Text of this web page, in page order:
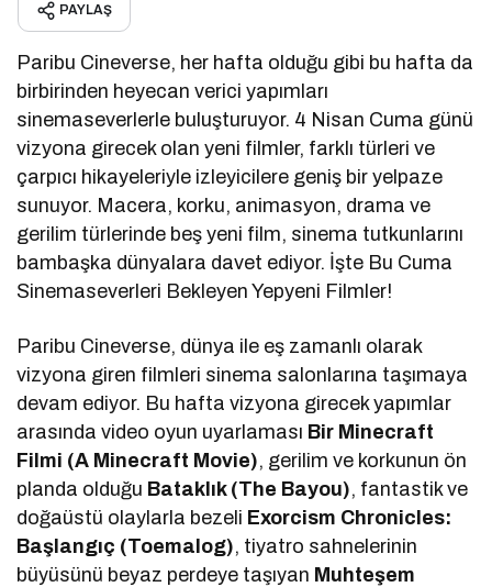
PAYLAŞ
Paribu Cineverse, her hafta olduğu gibi bu hafta da
birbirinden heyecan verici yapımları
sinemaseverlerle buluşturuyor. 4 Nisan Cuma günü
vizyona girecek olan yeni filmler, farklı türleri ve
çarpıcı hikayeleriyle izleyicilere geniş bir yelpaze
sunuyor. Macera, korku, animasyon, drama ve
gerilim türlerinde beş yeni film, sinema tutkunlarını
bambaşka dünyalara davet ediyor. İşte Bu Cuma
Sinemaseverleri Bekleyen Yepyeni Filmler!
Paribu Cineverse, dünya ile eş zamanlı olarak
vizyona giren filmleri sinema salonlarına taşımaya
devam ediyor. Bu hafta vizyona girecek yapımlar
arasında video oyun uyarlaması Bir Minecraft
Filmi (A Minecraft Movie), gerilim ve korkunun ön
planda olduğu Bataklık (The Bayou), fantastik ve
doğaüstü olaylarla bezeli Exorcism Chronicles:
Başlangıç (Toemalog), tiyatro sahnelerinin
büyüsünü beyaz perdeye taşıyan Muhteşem